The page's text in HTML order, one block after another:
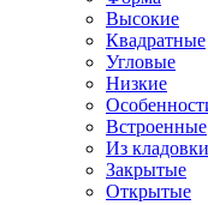
Высокие
Квадратные
Угловые
Низкие
Встроенные
Из кладовки
Закрытые
Открытые